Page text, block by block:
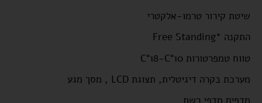
שיטת קירור טרמו-אלקטרי
התקנה *Free Standing
טווח טמפרטורות C°18-C°10
מערכת בקרה דיגיטלית, תצוגת LCD , מסך מגע